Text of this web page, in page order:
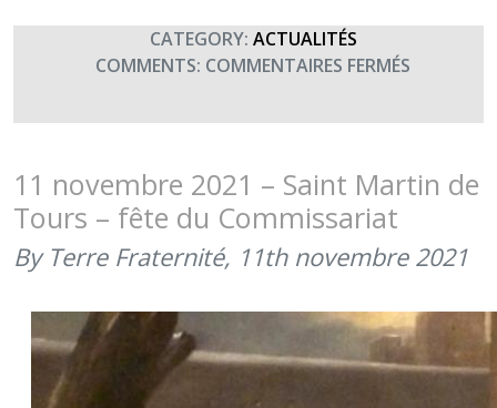
CATEGORY: ACTUALITÉS
COMMENTS: COMMENTAIRES FERMÉS
MARTIN
TOURS,
PATRON
2021)
11 novembre 2021 – Saint Martin de
Tours – fête du Commissariat
By Terre Fraternité, 11th novembre 2021